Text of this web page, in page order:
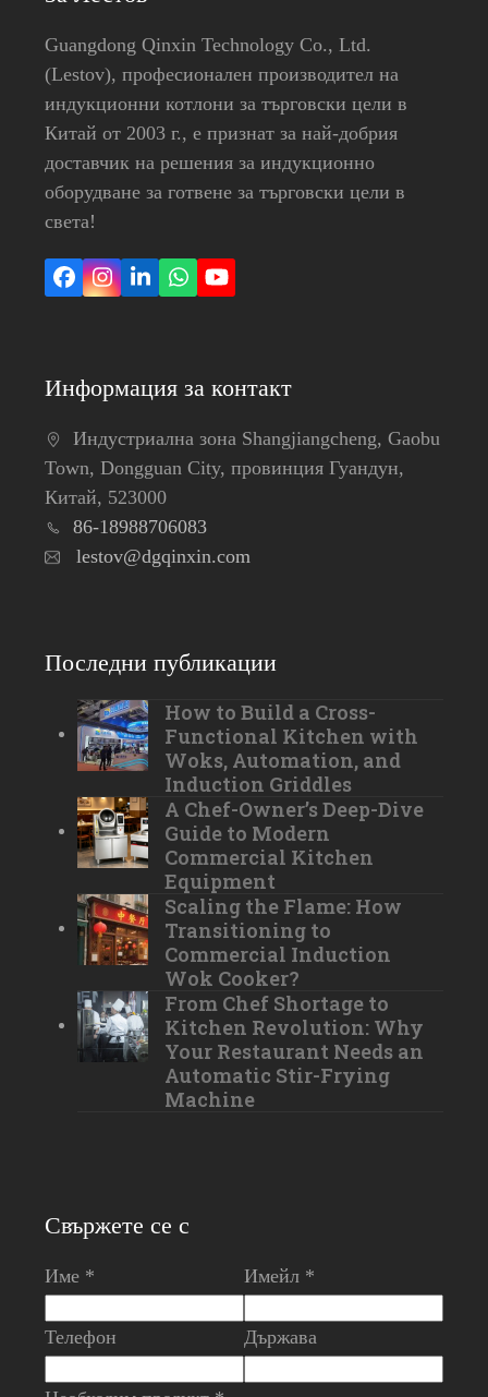
Guangdong Qinxin Technology Co., Ltd.
(Lestov), професионален производител на
индукционни котлони за търговски цели в
Китай от 2003 г., е признат за най-добрия
доставчик на решения за индукционно
оборудване за готвене за търговски цели в
света!
Facebook
Instagram
LinkedIn
Whatsapp
YouTube
Информация за контакт
Индустриална зона Shangjiangcheng, Gaobu
Town, Dongguan City, провинция Гуандун,
Китай, 523000
86-18988706083
lestov@dgqinxin.com
Последни публикации
How to Build a Cross-
Functional Kitchen with
Woks, Automation, and
Induction Griddles
A Chef-Owner’s Deep-Dive
Guide to Modern
Commercial Kitchen
Equipment
Scaling the Flame: How
Transitioning to
Commercial Induction
Wok Cooker?
From Chef Shortage to
Kitchen Revolution: Why
Your Restaurant Needs an
Automatic Stir-Frying
Machine
Свържете се с
Име * Имейл *
Телефон Държава